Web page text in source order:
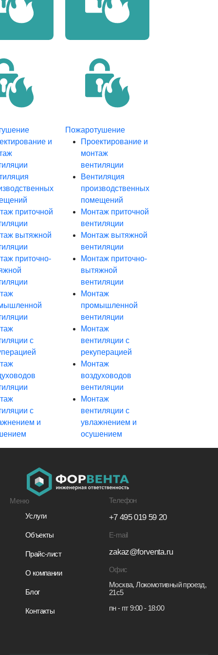
и
приточной
вытяжной
приточно-
с
с
и
Пожаротушение
Проектирование и
монтаж
вентиляции
Вентиляция
производственных
помещений
Монтаж приточной
вентиляции
Монтаж вытяжной
вентиляции
Монтаж приточно-
вытяжной
вентиляции
Монтаж
промышленной
вентиляции
Монтаж
вентиляции с
рекуперацией
Монтаж
воздуховодов
вентиляции
Монтаж
вентиляции с
увлажнением и
осушением
Меню
Услуги
Объекты
Прайс-лист
О компании
Блог
Контакты
Телефон
+7 495 019 59 20
E-mail
zakaz@forventa.ru
Офис
Москва, Локомотивный проезд,
21с5
пн - пт 9:00 - 18:00